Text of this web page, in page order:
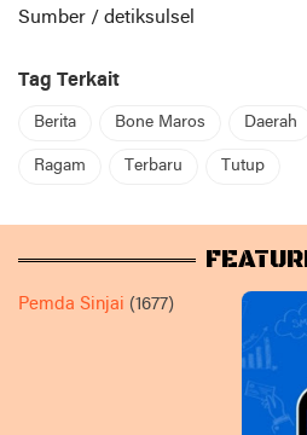
Sumber / detiksulsel
Tag Terkait
Berita Bone Maros Daerah
Ragam Terbaru Tutup
Pemda Sinjai (1677)